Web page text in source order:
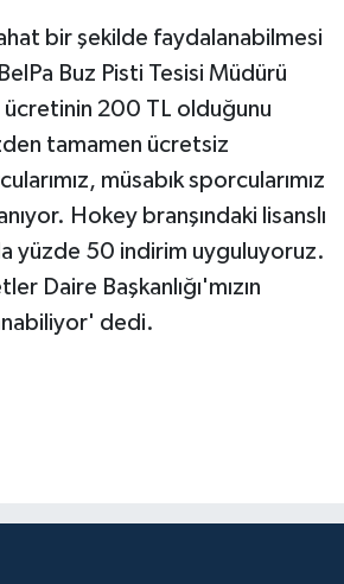
bir şekilde faydalanabilmesi
Buz Pisti Tesisi Müdürü
ücretinin 200 TL olduğunu
tamamen ücretsiz
müsabık sporcularımız
Hokey branşındaki lisanslı
yüzde 50 indirim uyguluyoruz.
Daire Başkanlığı'mızın
dedi.